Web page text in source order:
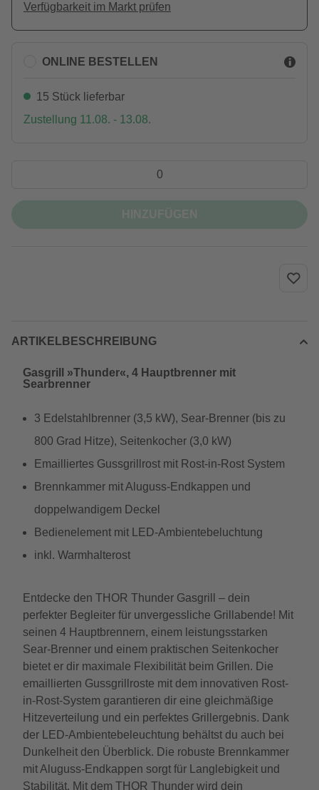
Verfügbarkeit im Markt prüfen
ONLINE BESTELLEN
15 Stück lieferbar
Zustellung 11.08. - 13.08.
ARTIKELBESCHREIBUNG
Gasgrill »Thunder«, 4 Hauptbrenner mit
Searbrenner
3 Edelstahlbrenner (3,5 kW), Sear-Brenner (bis zu
800 Grad Hitze), Seitenkocher (3,0 kW)
Emailliertes Gussgrillrost mit Rost-in-Rost System
Brennkammer mit Aluguss-Endkappen und
doppelwandigem Deckel
Bedienelement mit LED-Ambientebeluchtung
inkl. Warmhalterost
Entdecke den THOR Thunder Gasgrill – dein
perfekter Begleiter für unvergessliche Grillabende! Mit
seinen 4 Hauptbrennern, einem leistungsstarken
Sear-Brenner und einem praktischen Seitenkocher
bietet er dir maximale Flexibilität beim Grillen. Die
emaillierten Gussgrillroste mit dem innovativen Rost-
in-Rost-System garantieren dir eine gleichmäßige
Hitzeverteilung und ein perfektes Grillergebnis. Dank
der LED-Ambientebeleuchtung behältst du auch bei
Dunkelheit den Überblick. Die robuste Brennkammer
mit Aluguss-Endkappen sorgt für Langlebigkeit und
Stabilität. Mit dem THOR Thunder wird dein